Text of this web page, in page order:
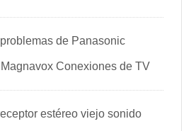
de Panasonic
Conexiones de TV
estéreo viejo sonido